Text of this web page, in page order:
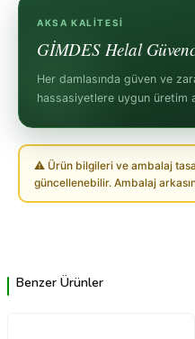
AKSA KALITESI
GİMDES Helal
Her damlasında güven ve
hassasiyetlere uygun üretim
⚠ Ürün bilgileri ve ambalaj
güncellenebilir. Ambalaj
Benzer Ürünler